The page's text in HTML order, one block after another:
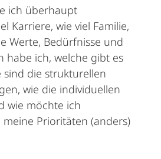
ich überhaupt
Karriere, wie viel Familie,
Werte, Bedürfnisse und
habe ich, welche gibt es
sind die strukturellen
wie die individuellen
wie möchte ich
Prioritäten (anders)